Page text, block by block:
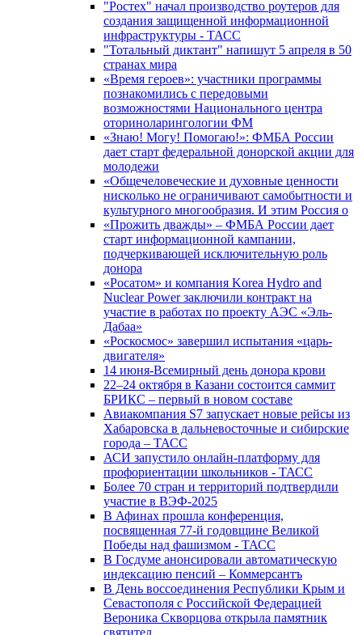
"Ростех" начал производство роутеров для
создания защищенной информационной
инфраструктуры - ТАСС
"Тотальный диктант" напишут 5 апреля в 50
странах мира
«Время героев»: участники программы
познакомились с передовыми
возможностями Национального центра
оториноларингологии ФМ
«Знаю! Могу! Помогаю!»: ФМБА России
дает старт федеральной донорской акции для
молодежи
«Общечеловеческие и духовные ценности
нисколько не ограничивают самобытности и
культурного многообразия. И этим Россия о
«Прожить дважды» – ФМБА России дает
старт информационной кампании,
подчеркивающей исключительную роль
донора
«Росатом» и компания Korea Hydro and
Nuclear Power заключили контракт на
участие в работах по проекту АЭС «Эль-
Дабаа»
«Роскосмос» завершил испытания «царь-
двигателя»
14 июня-Всемирный день донора крови
22–24 октября в Казани состоится саммит
БРИКС – первый в новом составе
Авиакомпания S7 запускает новые рейсы из
Хабаровска в дальневосточные и сибирские
города – ТАСС
АСИ запустило онлайн-платформу для
профориентации школьников - ТАСС
Более 70 стран и территорий подтвердили
участие в ВЭФ-2025
В Афинах прошла конференция,
посвященная 77-й годовщине Великой
Победы над фашизмом - ТАСС
В Госдуме анонсировали автоматическую
индексацию пенсий – Коммерсантъ
В День воссоединения Республики Крым и
Севастополя с Российской Федерацией
Вероника Скворцова открыла памятник
святител